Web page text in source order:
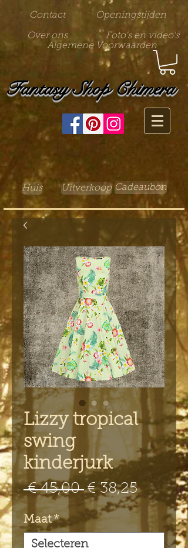
Contact Openingstijden
Over ons
Foto's en video's
Algemene Voorwaarden
Fantasy Shop Chimera
Huis Uitverkoop Cadeaubon
Lizzy tropical
swing
kinderjurk
€ 45,00 Normale
prijs
€ 38,25
Maat *